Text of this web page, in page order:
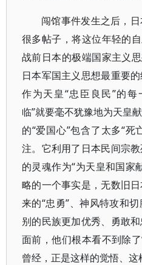
闯馆事件发生之后，
很多帖子，将这位年轻的自
战前日本的极端国家主义
日本军国主义思想最重要
作为天皇“忠臣良民”的
临”就要毫不犹豫地为天皇
的“爱国心”包含了太多“死
注。它利用了日本民间宗
的灵魂作为“为天皇和国家
略的一个事实是，无数旧
来的“忠勇”、神风特攻和
别的民族更加优秀、勇敢
面前，他们根本看不到除了
曾经，正是这样的觉悟、